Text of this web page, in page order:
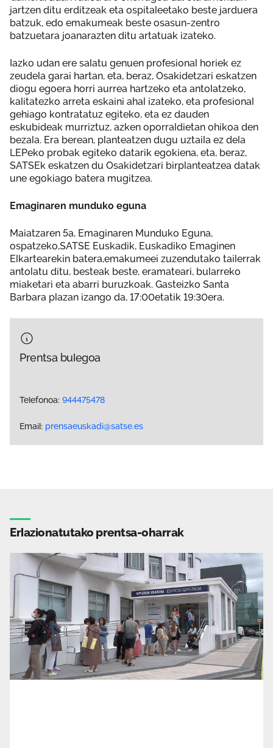
jartzen ditu erditzeak eta ospitaleetako beste jarduera
batzuk, edo emakumeak beste osasun-zentro
batzuetara joanarazten ditu artatuak izateko.
Iazko udan ere salatu genuen profesional horiek ez
zeudela garai hartan, eta, beraz, Osakidetzari eskatzen
diogu egoera horri aurrea hartzeko eta antolatzeko,
kalitatezko arreta eskaini ahal izateko, eta profesional
gehiago kontratatuz egiteko, eta ez dauden
eskubideak murriztuz, azken oporraldietan ohikoa den
bezala. Era berean, planteatzen dugu uztaila ez dela
LEPeko probak egiteko datarik egokiena, eta, beraz,
SATSEk eskatzen du Osakidetzari birplanteatzea datak
une egokiago batera mugitzea.
Emaginaren munduko eguna
Maiatzaren 5a, Emaginaren Munduko Eguna,
ospatzeko,SATSE Euskadik, Euskadiko Emaginen
Elkartearekin batera,emakumeei zuzendutako tailerrak
antolatu ditu, besteak beste, eramateari, bularreko
miaketari eta abarri buruzkoak. Gasteizko Santa
Barbara plazan izango da, 17:00etatik 19:30era.
Prentsa bulegoa
Telefonoa: 944475478
Email: prensaeuskadi@satse.es
Erlazionatutako prentsa-oharrak